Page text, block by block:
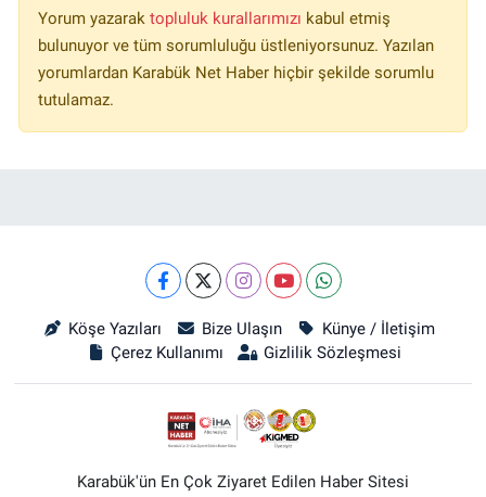
Yorum yazarak topluluk kurallarımızı kabul etmiş
bulunuyor ve tüm sorumluluğu üstleniyorsunuz. Yazılan
yorumlardan Karabük Net Haber hiçbir şekilde sorumlu
tutulamaz.
Köşe Yazıları Bize Ulaşın
Künye / İletişim
Çerez Kullanımı
Gizlilik Sözleşmesi
Karabük'ün En Çok Ziyaret Edilen Haber Sitesi